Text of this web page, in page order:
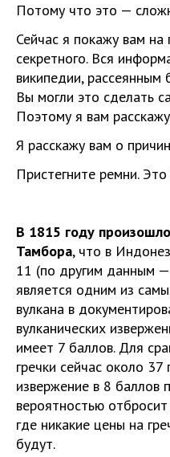
Потому что это —
Сейчас я покажу вам на
секретного. Вся
википедии,
Вы могли это сделать
Поэтому я вам
Я расскажу вам о
Пристегните ремни.
В 1815 году
Тамбора, что в
11 (по другим данным
является одним из
вулкана в
вулканических
имеет 7 баллов. Для
гречки сейчас около 37
извержение в 8 баллов
вероятностью
где никакие цены на
будут.